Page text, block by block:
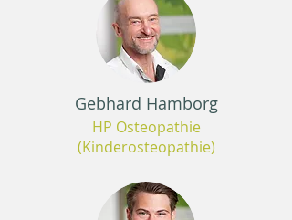
Gebhard Hamborg
HP Osteopathie
(Kinderosteopathie)